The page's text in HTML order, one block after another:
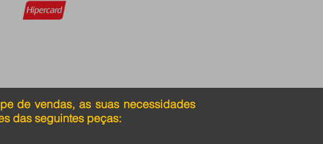
de vendas, as suas necessidades
das seguintes peças: